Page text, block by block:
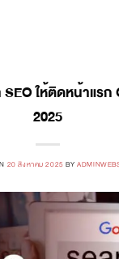
ให้ติดหน้าแรก
2025
20 สิงหาคม 2025 BY